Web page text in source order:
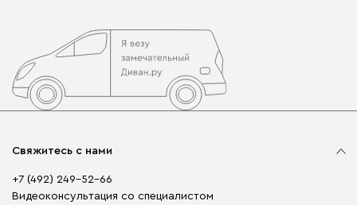
Свяжитесь с нами
+7 (492) 249-52-66
Видеоконсультация со специалистом